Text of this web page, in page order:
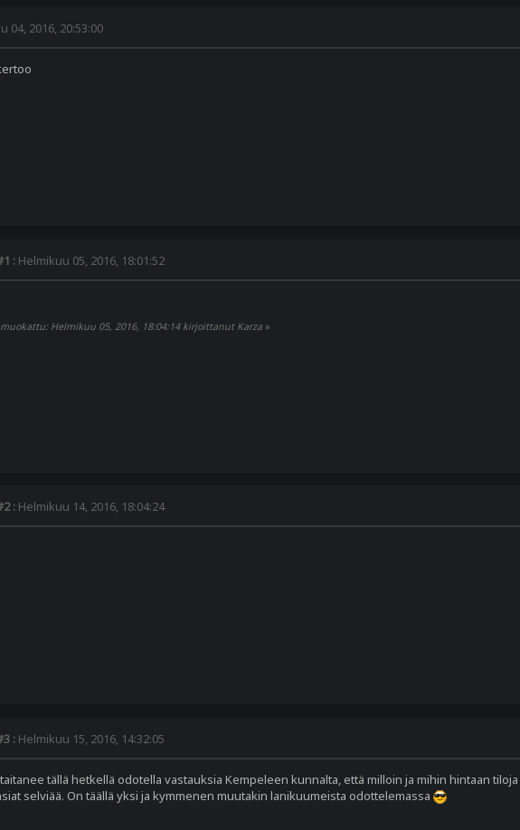
04, 2016, 20:53:00
:Helmikuu 05, 2016, 18:01:52
Helmikuu 05, 2016, 18:04:14 kirjoittanut Karza»
:Helmikuu 14, 2016, 18:04:24
:Helmikuu 15, 2016, 14:32:05
tällä hetkellä odotella vastauksia Kempeleen kunnalta, että milloin ja mihin hintaan
selviää. On täällä yksi ja kymmenen muutakin lanikuumeista odottelemassa